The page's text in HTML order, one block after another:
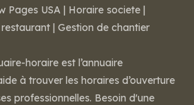
Pages USA | Horaire societe |
| Gestion de chantier
horaire est l’annuaire
à trouver les horaires d’ouverture
professionnelles. Besoin d'une